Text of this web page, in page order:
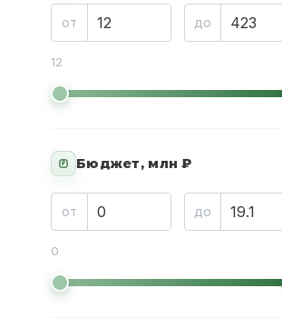
от до
12
₽ Бюджет, млн ₽
от до
0